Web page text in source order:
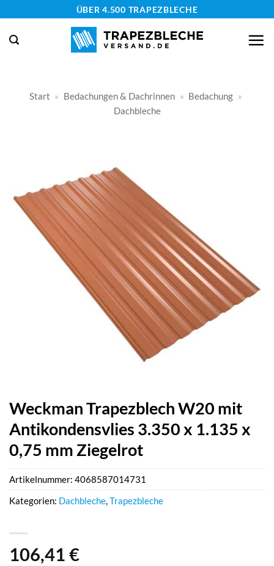
springen
ÜBER 4.500 TRAPEZBLECHE
Start » Bedachungen & Dachrinnen » Bedachung »
Dachbleche
Weckman Trapezblech W20 mit
Antikondensvlies 3.350 x 1.135 x
0,75 mm Ziegelrot
106,41 €
Artikelnummer: 4068587014731
Kategorien: Dachbleche,Trapezbleche